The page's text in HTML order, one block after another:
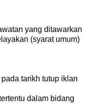
yang ditawarkan
(syarat umum)
tarikh tutup iklan
dalam bidang